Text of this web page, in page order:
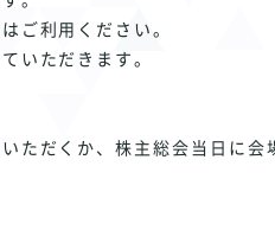
ご利用ください。
いただきます。
ただくか、株主総会当日に会